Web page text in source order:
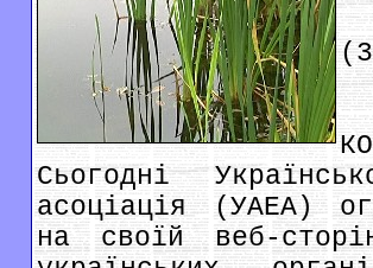
Сьогодні
асоціація (УАЕА)
на своїй веб-